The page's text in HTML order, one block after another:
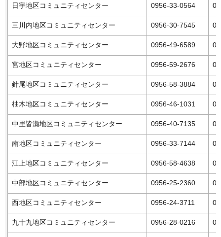
日宇地区コミュニティセンター 0956-33-0564
三川内地区コミュニティセンター 0956-30-7545
大野地区コミュニティセンター 0956-49-6589
宮地区コミュニティセンター 0956-59-2676
針尾地区コミュニティセンター 0956-58-3884
柚木地区コミュニティセンター 0956-46-1031
中里皆瀬地区コミュニティセンター 0956-40-7135
南地区コミュニティセンター 0956-33-7144
江上地区コミュニティセンター 0956-58-4638
中部地区コミュニティセンター 0956-25-2360
西地区コミュニティセンター 0956-24-3711
九十九地区コミュニティセンター 0956-28-0216